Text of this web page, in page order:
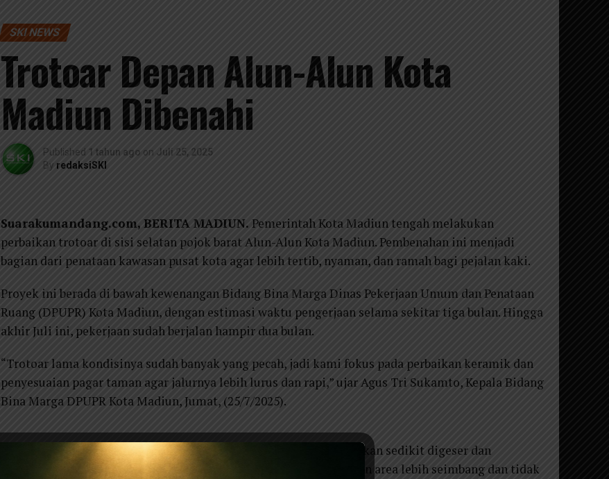
SKI NEWS
Trotoar Depan Alun-Alun Kota
Madiun Dibenahi
Published 1 tahun ago on Juli 25, 2025
By redaksiSKI
Suarakumandang.com, BERITA MADIUN. Pemerintah Kota Madiun tengah melakukan
perbaikan trotoar di sisi selatan pojok barat Alun-Alun Kota Madiun. Pembenahan ini menjadi
bagian dari penataan kawasan pusat kota agar lebih tertib, nyaman, dan ramah bagi pejalan kaki.
Proyek ini berada di bawah kewenangan Bidang Bina Marga Dinas Pekerjaan Umum dan Penataan
Ruang (DPUPR) Kota Madiun, dengan estimasi waktu pengerjaan selama sekitar tiga bulan. Hingga
akhir Juli ini, pekerjaan sudah berjalan hampir dua bulan.
“Trotoar lama kondisinya sudah banyak yang pecah, jadi kami fokus pada perbaikan keramik dan
penyesuaian pagar taman agar jalurnya lebih lurus dan rapi,” ujar Agus Tri Sukamto, Kepala Bidang
Bina Marga DPUPR Kota Madiun, Jumat, (25/7/2025).
Menurut Agus, pagar taman di sisi selatan pojok barat alun-alun akan sedikit digeser dan
diluruskan sesuai arahan Wali Kota. Hal ini bertujuan agar tampilan area lebih seimbang dan tidak